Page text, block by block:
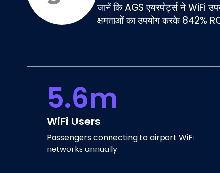
जानें कि AGS एयरपोर्ट्स ने WiFi
क्षमताओं का उपयोग करके 842%
5.6m
WiFi Users
Passengers connecting toairport WiFi
networks annually